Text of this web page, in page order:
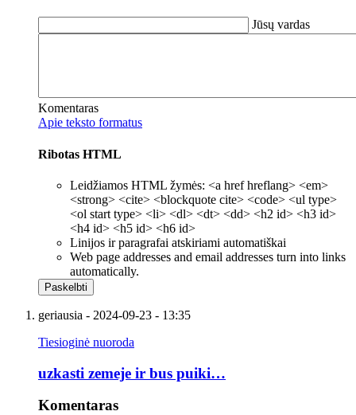
Jūsų vardas
Komentaras
Apie teksto formatus
Ribotas HTML
Leidžiamos HTML žymės: <a href hreflang> <em>
<strong> <cite> <blockquote cite> <code> <ul type>
<ol start type> <li> <dl> <dt> <dd> <h2 id> <h3 id>
<h4 id> <h5 id> <h6 id>
Linijos ir paragrafai atskiriami automatiškai
Web page addresses and email addresses turn into links
automatically.
geriausia - 2024-09-23 - 13:35
Tiesioginė nuoroda
uzkasti zemeje ir bus puiki…
Komentaras